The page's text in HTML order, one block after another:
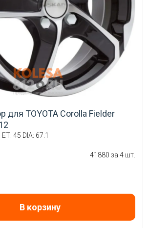
для TOYOTA Corolla Fielder
45 DIA: 67.1
41880 за 4 шт.
В корзину